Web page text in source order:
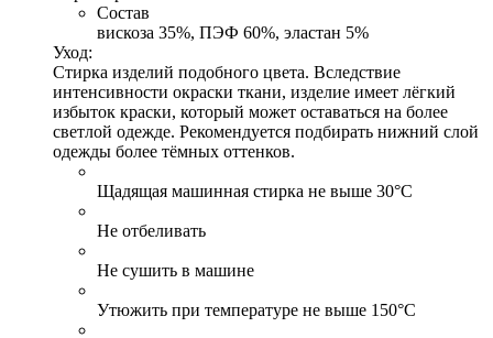
Состав
вискоза 35%, ПЭФ 60%, эластан 5%
Уход:
Стирка изделий подобного цвета. Вследствие
интенсивности окраски ткани, изделие имеет лёгкий
избыток краски, который может оставаться на более
светлой одежде. Рекомендуется подбирать нижний слой
одежды более тёмных оттенков.
Щадящая машинная стирка не выше 30°С
Не отбеливать
Не сушить в машине
Утюжить при температуре не выше 150°С